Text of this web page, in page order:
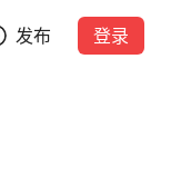
发布 登录